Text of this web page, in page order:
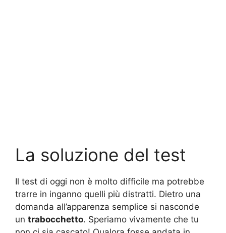
La soluzione del test
Il test di oggi non è molto difficile ma potrebbe
trarre in inganno quelli più distratti. Dietro una
domanda all’apparenza semplice si nasconde
un trabocchetto. Speriamo vivamente che tu